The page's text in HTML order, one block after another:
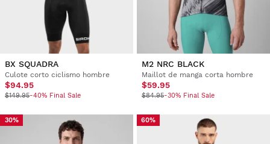
BX SQUADRA
Culote corto ciclismo hombre
$94.95
$149.95-40% Final Sale
M2 NRC BLACK
Maillot de manga corta hombre
$59.95
$84.95-30% Final Sale
30% 60%